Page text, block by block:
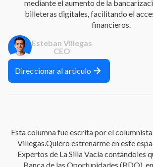
mediante el aumento de la
billeteras digitales, facilitando el
financieros.
Esteban Villegas
CEO
Direccionar al articulo
Esta columna fue escrita por el
Villegas.Quiero estrenarme en este
Expertos de La Silla Vacía contándoles
Banca de las Oportunidades (BDO),